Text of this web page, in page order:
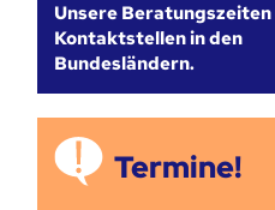
Unsere
Kontaktstellen in den
Bundesländern.
Termine!